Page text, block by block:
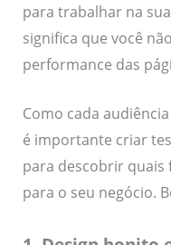
para trabalhar na
significa que você
performance das
Como cada
é importante criar
para descobrir quais
para o seu negócio.